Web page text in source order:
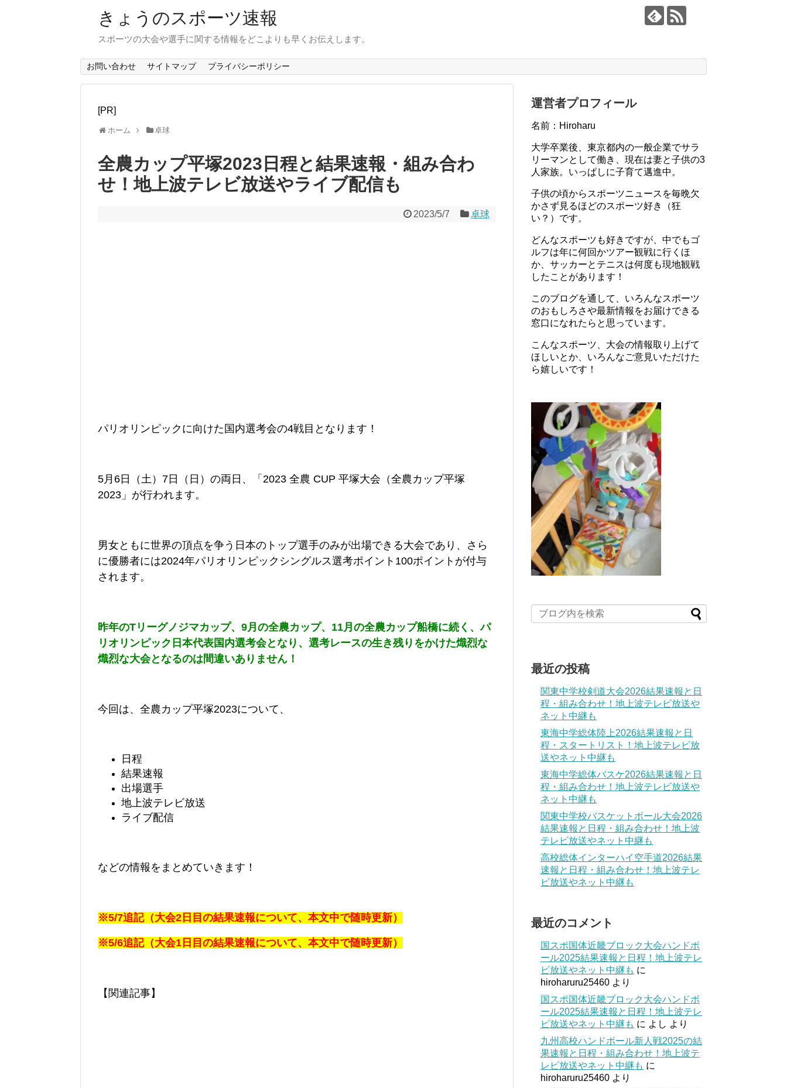
きょうのスポーツ速報
スポーツの大会や選手に関する情報をどこよりも早くお伝えします。
お問い合わせ サイトマップ プライバシーポリシー
[PR]
ホーム 卓球
全農カップ平塚2023日程と結果速報・組み合わ
せ！地上波テレビ放送やライブ配信も
2023/5/7 卓球
パリオリンピックに向けた国内選考会の4戦目となります！
5月6日（土）7日（日）の両日、「2023 全農 CUP 平塚大会（全農カップ平塚
2023」が行われます。
男女ともに世界の頂点を争う日本のトップ選手のみが出場できる大会であり、さら
に優勝者には2024年パリオリンピックシングルス選考ポイント100ポイントが付与
されます。
昨年のTリーグノジマカップ、9月の全農カップ、11月の全農カップ船橋に続く、パ
リオリンピック日本代表国内選考会となり、選考レースの生き残りをかけた熾烈な
熾烈な大会となるのは間違いありません！
今回は、全農カップ平塚2023について、
日程
結果速報
出場選手
地上波テレビ放送
ライブ配信
などの情報をまとめていきます！
※5/7追記（大会2日目の結果速報について、本文中で随時更新）
※5/6追記（大会1日目の結果速報について、本文中で随時更新）
【関連記事】
運営者プロフィール
名前：Hiroharu
大学卒業後、東京都内の一般企業でサラ
リーマンとして働き、現在は妻と子供の3
人家族。いっぱしに子育て邁進中。
子供の頃からスポーツニュースを毎晩欠
かさず見るほどのスポーツ好き（狂
い？）です。
どんなスポーツも好きですが、中でもゴ
ルフは年に何回かツアー観戦に行くほ
か、サッカーとテニスは何度も現地観戦
したことがあります！
このブログを通して、いろんなスポーツ
のおもしろさや最新情報をお届けできる
窓口になれたらと思っています。
こんなスポーツ、大会の情報取り上げて
ほしいとか、いろんなご意見いただけた
ら嬉しいです！
最近の投稿
関東中学校剣道大会2026結果速報と日
程・組み合わせ！地上波テレビ放送や
ネット中継も
東海中学総体陸上2026結果速報と日
程・スタートリスト！地上波テレビ放
送やネット中継も
東海中学総体バスケ2026結果速報と日
程・組み合わせ！地上波テレビ放送や
ネット中継も
関東中学校バスケットボール大会2026
結果速報と日程・組み合わせ！地上波
テレビ放送やネット中継も
高校総体インターハイ空手道2026結果
速報と日程・組み合わせ！地上波テレ
ビ放送やネット中継も
最近のコメント
国スポ国体近畿ブロック大会ハンドボ
ール2025結果速報と日程！地上波テレ
ビ放送やネット中継も に
hiroharuru25460 より
国スポ国体近畿ブロック大会ハンドボ
ール2025結果速報と日程！地上波テレ
ビ放送やネット中継も に よし より
九州高校ハンドボール新人戦2025の結
果速報と日程・組み合わせ！地上波テ
レビ放送やネット中継も に
hiroharuru25460 より